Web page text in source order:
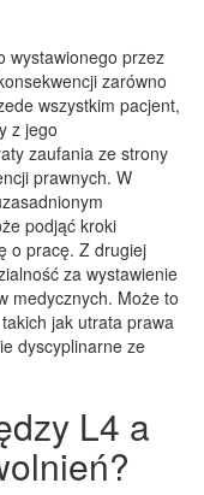
wystawionego przez
zarówno
wszystkim pacjent,
z jego
zaufania ze strony
prawnych. W
podjąć kroki
o pracę. Z drugiej
za wystawienie
medycznych. Może to
jak utrata prawa
dyscyplinarne ze
L4 a